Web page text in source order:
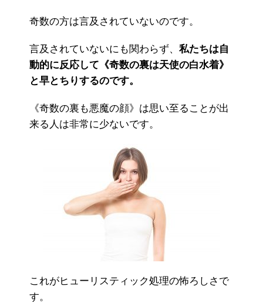
奇数の方は言及されていないのです。
言及されていないにも関わらず、 私たちは自
動的に反応して《奇数の裏は天使の白水着》
と早とちりするのです。
《奇数の裏も悪魔の顔》は思い至ることが出
来る人は非常に少ないです。
これがヒューリスティック処理の怖ろしさで
す。